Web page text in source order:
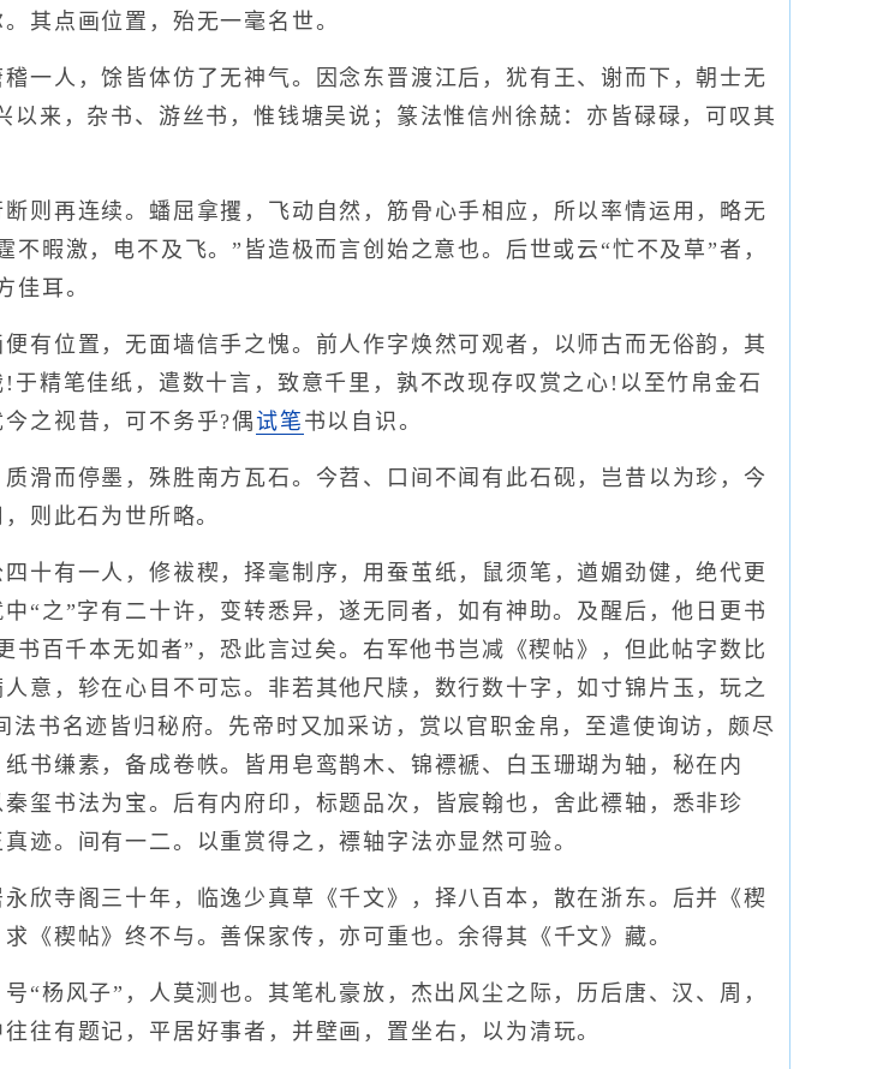
点画位置，殆无一毫名世。
人，馀皆体仿了无神气。因念东晋渡江后，犹有王、谢而下，朝士无
来，杂书、游丝书，惟钱塘吴说；篆法惟信州徐兢：亦皆碌碌，可叹其
再连续。蟠屈拿攫，飞动自然，筋骨心手相应，所以率情运用，略无
暇激，电不及飞。”皆造极而言创始之意也。后世或云“忙不及草”者，
佳耳。
位置，无面墙信手之愧。前人作字焕然可观者，以师古而无俗韵，其
精笔佳纸，遣数十言，致意千里，孰不改现存叹赏之心!以至竹帛金石
之视昔，可不务乎?偶试笔 书以自识。
而停墨，殊胜南方瓦石。今苕、口间不闻有此石砚，岂昔以为珍，今
则此石为世所略。
有一人，修袚稧，择毫制序，用蚕茧纸，鼠须笔，遒媚劲健，绝代更
“之”字有二十许，变转悉异，遂无同者，如有神助。及醒后，他日更书
书百千本无如者”，恐此言过矣。右军他书岂减《稧帖》，但此帖字数比
意，轸在心目不可忘。非若其他尺牍，数行数十字，如寸锦片玉，玩之
书名迹皆归秘府。先帝时又加采访，赏以官职金帛，至遣使询访，颇尽
书缣素，备成卷帙。皆用皂鸾鹊木、锦褾褫、白玉珊瑚为轴，秘在内
玺书法为宝。后有内府印，标题品次，皆宸翰也，舍此褾轴，悉非珍
迹。间有一二。以重赏得之，褾轴字法亦显然可验。
寺阁三十年，临逸少真草《千文》，择八百本，散在浙东。后并《稧
《稧帖》终不与。善保家传，亦可重也。余得其《千文》藏。
杨风子”，人莫测也。其笔札豪放，杰出风尘之际，历后唐、汉、周，
往有题记，平居好事者，并壁画，置坐右，以为清玩。